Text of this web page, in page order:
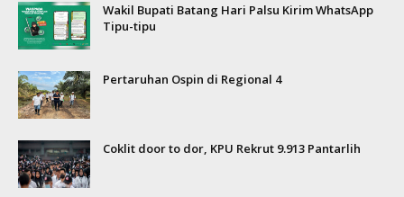
Wakil Bupati Batang Hari Palsu Kirim WhatsApp
Tipu-tipu
Pertaruhan Ospin di Regional 4
Coklit door to dor, KPU Rekrut 9.913 Pantarlih